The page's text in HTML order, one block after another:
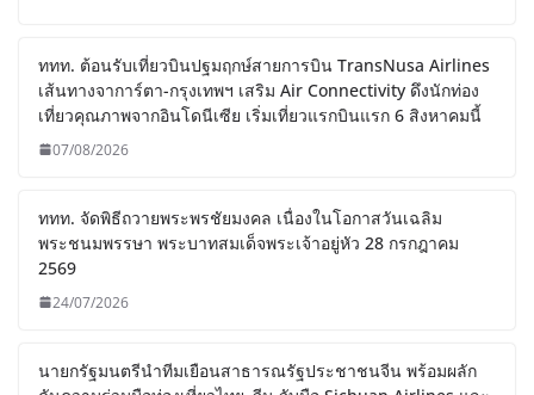
ททท. ต้อนรับเที่ยวบินปฐมฤกษ์สายการบิน TransNusa Airlines
เส้นทางจาการ์ตา-กรุงเทพฯ เสริม Air Connectivity ดึงนักท่อง
เที่ยวคุณภาพจากอินโดนีเซีย เริ่มเที่ยวแรกบินแรก 6 สิงหาคมนี้
07/08/2026
ททท. จัดพิธีถวายพระพรชัยมงคล เนื่องในโอกาสวันเฉลิม
พระชนมพรรษา พระบาทสมเด็จพระเจ้าอยู่หัว 28 กรกฎาคม
2569
24/07/2026
นายกรัฐมนตรีนำทีมเยือนสาธารณรัฐประชาชนจีน พร้อมผลัก